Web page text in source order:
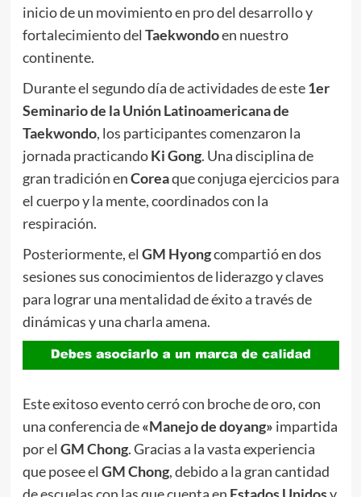
inicio de un movimiento en pro del desarrollo y
fortalecimiento del Taekwondoen nuestro
continente.
Durante el segundo día de actividades de este1er
Seminario de la Unión Latinoamericana de
Taekwondo, los participantes comenzaron la
jornada practicandoKi Gong. Una disciplina de
gran tradición enCoreaque conjuga ejercicios para
el cuerpo y la mente, coordinados con la
respiración.
Posteriormente, el GM Hyongcompartió en dos
sesiones sus conocimientos de liderazgo y claves
para lograr una mentalidad de éxito a través de
dinámicas y una charla amena.
Este exitoso evento cerró con broche de oro, con
una conferencia de«Manejo de doyang» impartida
por el GM Chong. Gracias a la vasta experiencia
que posee el GM Chong, debido a la gran cantidad